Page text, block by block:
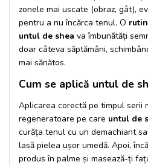
zonele mai uscate (obraz, gât),
pentru a nu încărca tenul. O
untul de shea va îmbunătăți
doar câteva săptămâni,
mai sănătos.
Cum se aplică untul de
Aplicarea corectă pe timpul serii
regeneratoare pe care untul de
curăța tenul cu un demachiant
lasă pielea ușor umedă. Apoi,
produs în palme și masează-ți